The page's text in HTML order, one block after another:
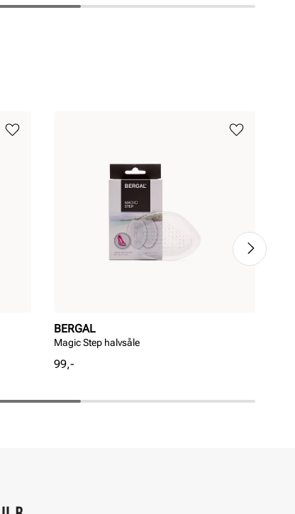
BERGAL
Magic Step halvsåle
Pris
99,-